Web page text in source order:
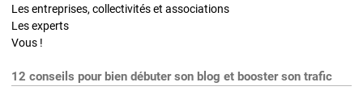
Les entreprises, collectivités et associations
Les experts
Vous !
12 conseils pour bien débuter son blog et booster son trafic